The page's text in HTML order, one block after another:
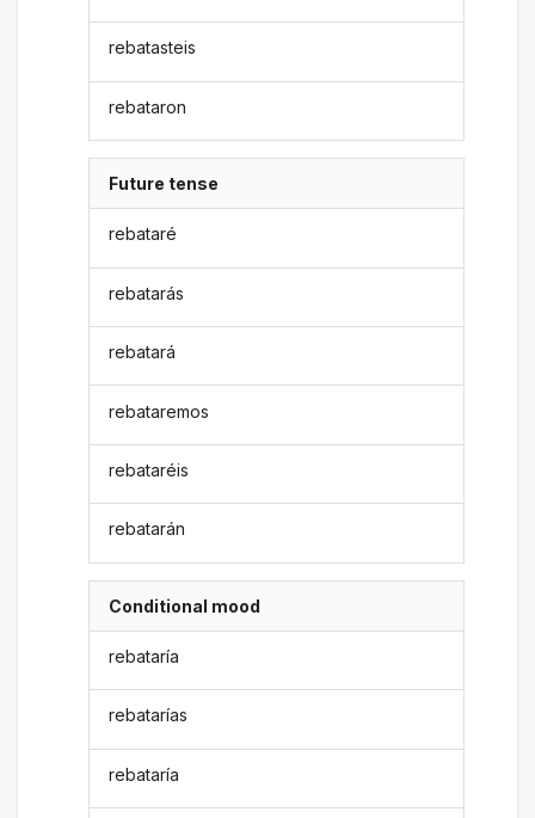
rebatasteis
rebataron
Future tense
rebataré
rebatarás
rebatará
rebataremos
rebataréis
rebatarán
Conditional mood
rebataría
rebatarías
rebataría